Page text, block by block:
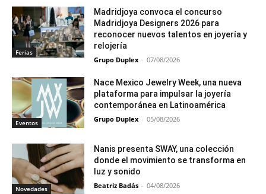
Ferias
Madridjoya convoca el concurso
Madridjoya Designers 2026 para
reconocer nuevos talentos en joyería y
relojería
Grupo Duplex - 07/08/2026
Eventos
Nace Mexico Jewelry Week, una nueva
plataforma para impulsar la joyería
contemporánea en Latinoamérica
Grupo Duplex - 05/08/2026
Novedades
Nanis presenta SWAY, una colección
donde el movimiento se transforma en
luz y sonido
Beatriz Badás - 04/08/2026